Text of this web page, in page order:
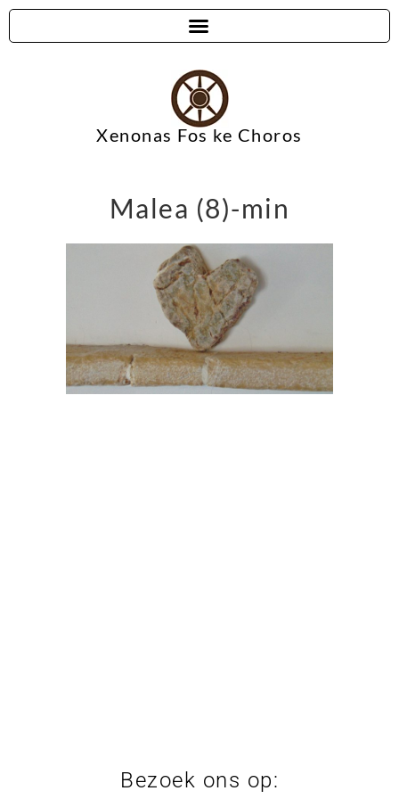
Xenonas Fos ke Choros
Malea (8)-min
Bezoek ons op: